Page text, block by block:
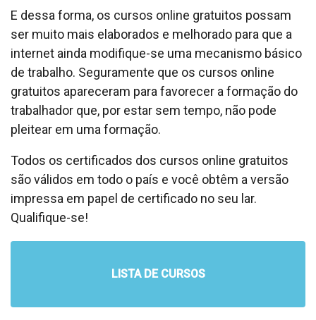
E dessa forma, os cursos online gratuitos possam
ser muito mais elaborados e melhorado para que a
internet ainda modifique-se uma mecanismo básico
de trabalho. Seguramente que os cursos online
gratuitos apareceram para favorecer a formação do
trabalhador que, por estar sem tempo, não pode
pleitear em uma formação.
Todos os certificados dos cursos online gratuitos
são válidos em todo o país e você obtêm a versão
impressa em papel de certificado no seu lar.
Qualifique-se!
LISTA DE CURSOS